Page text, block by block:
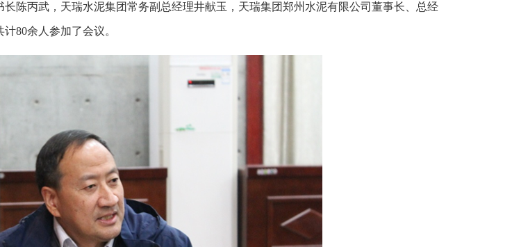
陈丙武，天瑞水泥集团常务副总经理井献玉，天瑞集团郑州水泥有限公司董事长、总经
80余人参加了会议。